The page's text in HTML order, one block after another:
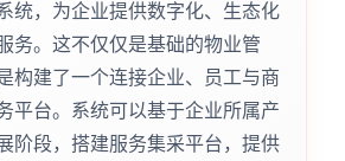
统，为企业提供数字化、生态化
务。这不仅仅是基础的物业管
构建了一个连接企业、员工与商
平台。系统可以基于企业所属产
阶段，搭建服务集采平台，提供